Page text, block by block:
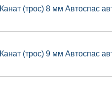
Канат (трос) 8 мм Автоспас
Канат (трос) 9 мм Автоспас